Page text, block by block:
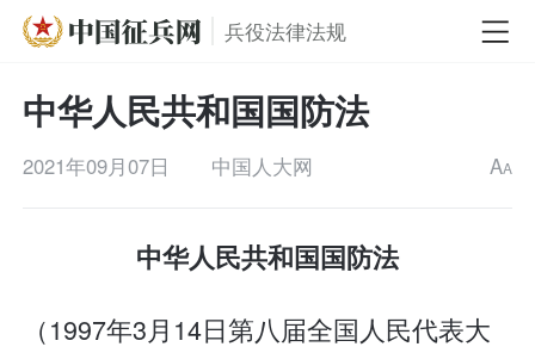
兵役法律法规
中华人民共和国国防法
2021年09月07日 中国人大网 AA
中华人民共和国国防法
（1997年3月14日第八届全国人民代表大